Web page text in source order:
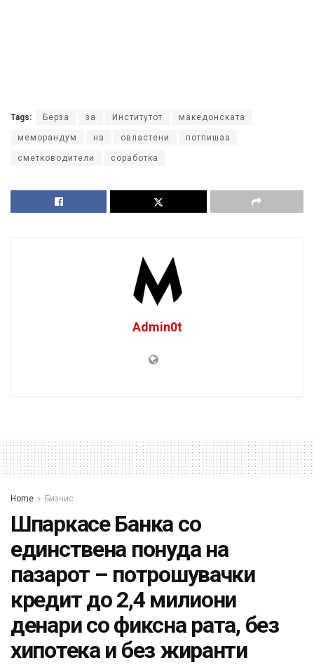
Tags: Берза за Институтот македонската
меморандум на овластени потпишаа
сметководители соработка
Admin0t
Home Бизнис
Шпаркасе Банка со
единствена понуда на
пазарот – потрошувачки
кредит до 2,4 милиони
денари со фиксна рата, без
хипотека и без жиранти